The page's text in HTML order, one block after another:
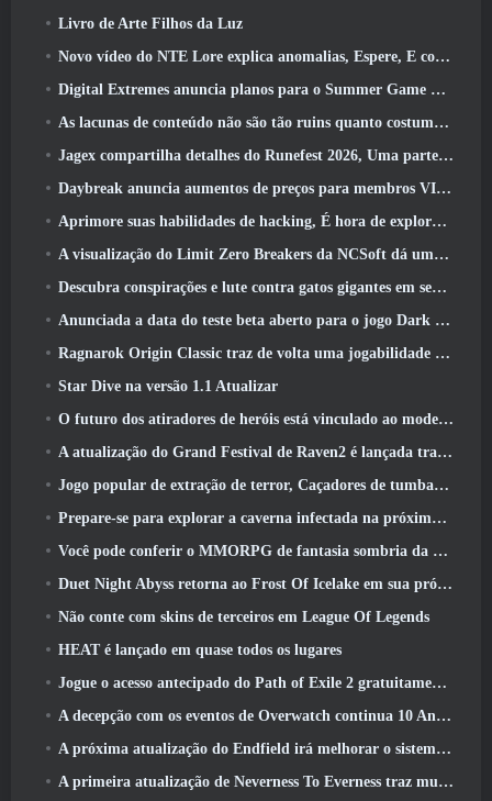
Livro de Arte Filhos da Luz
Novo vídeo do NTE Lore explica anomalias, Espere, E como uma organização ‘secreta’ rastreia tudo
Digital Extremes anuncia planos para o Summer Game Fest
As lacunas de conteúdo não são tão ruins quanto costumavam ser
Jagex compartilha detalhes do Runefest 2026, Uma parte da comemoração do 25º aniversário do RuneScape IP
Daybreak anuncia aumentos de preços para membros VIP do Lord Of The Rings Online
Aprimore suas habilidades de hacking, É hora de explorar a cidade noturna em ondas uivantes
A visualização do Limit Zero Breakers da NCSoft dá uma ideia do que esperar do próximo teste do prólogo
Descubra conspirações e lute contra gatos gigantes em seu tempo de inatividade na última atualização de Where Winds Meet
Anunciada a data do teste beta aberto para o jogo Dark Fantasy Extraction, Caçador da Névoa
Ragnarok Origin Classic traz de volta uma jogabilidade justa de MMORPG e CBT abre em junho 4
Star Dive na versão 1.1 Atualizar
O futuro dos atiradores de heróis está vinculado ao modelo de serviço ao vivo F2P?
A atualização do Grand Festival de Raven2 é lançada trazendo consigo a nova classe Warlord
Jogo popular de extração de terror, Caçadores de tumbas, Lançamentos no Ocidente
Prepare-se para explorar a caverna infectada na próxima atualização do Eterspire
Você pode conferir o MMORPG de fantasia sombria da Nexon, Embers Of The Uncrown, durante o Steam Next Fest
Duet Night Abyss retorna ao Frost Of Icelake em sua próxima atualização Steampunk
Não conte com skins de terceiros em League Of Legends
HEAT é lançado em quase todos os lugares
Jogue o acesso antecipado do Path of Exile 2 gratuitamente neste fim de semana
A decepção com os eventos de Overwatch continua 10 Aniversário do ano
A próxima atualização do Endfield irá melhorar o sistema de fábrica
A primeira atualização de Neverness To Everness traz muito para a mesa